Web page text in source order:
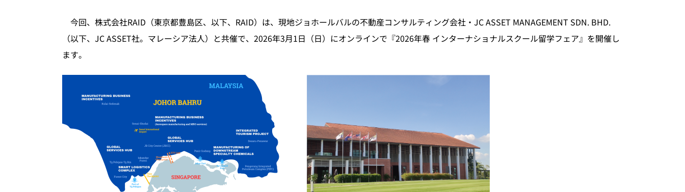
今回、株式会社RAID（東京都豊島区、以下、RAID）は、現地ジョホールバルの不動産コンサルティング会社・JC ASSET MANAGEMENT SDN. BHD.
（以下、JC ASSET社。マレーシア法人）と共催で、2026年3月1日（日）にオンラインで『2026年春 インターナショナルスクール留学フェア』を開催し
ます。